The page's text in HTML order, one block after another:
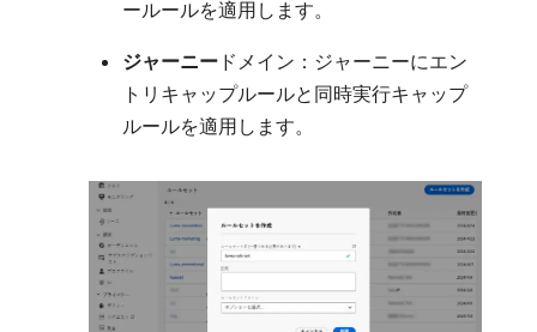
ールールを適用します。
ジャーニー ​ドメイン：ジャーニーにエン
トリキャップルールと同時実行キャップ
ルールを適用します。